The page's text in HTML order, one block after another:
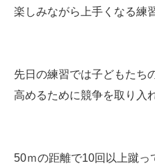
楽しみながら上手くなる練
先日の練習では子どもたち
高めるために競争を取り入
50ｍの距離で10回以上蹴っ